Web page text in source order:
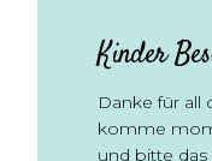
Kinder
Danke für all
komme
und bitte das